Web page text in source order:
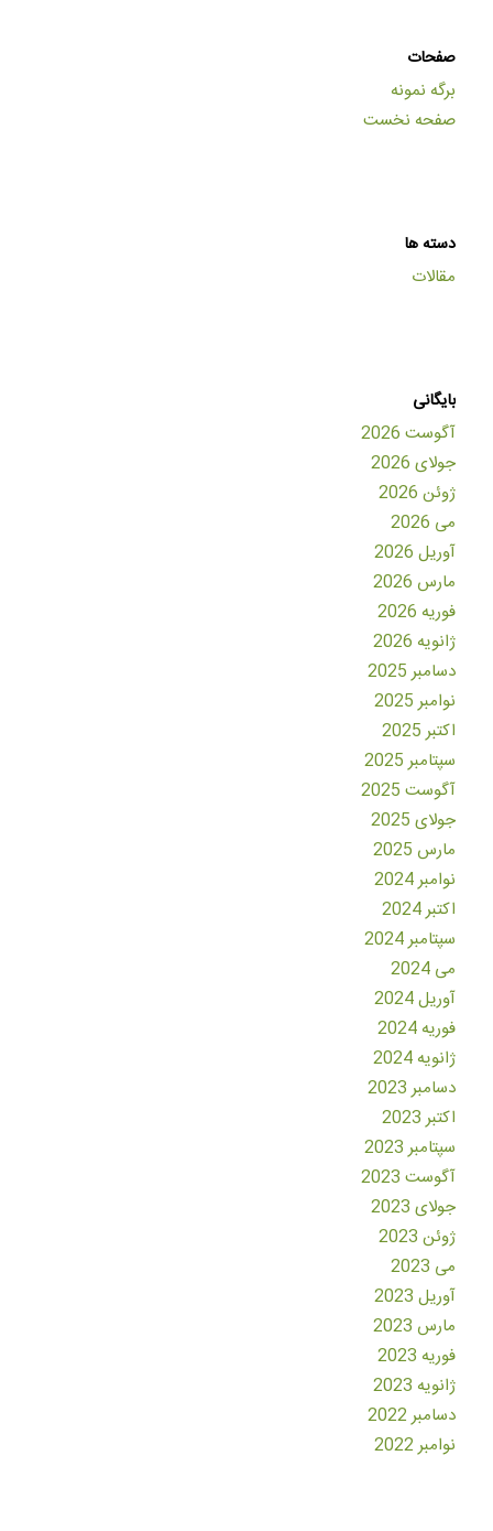
صفحات
برگه نمونه
صفحه نخست
دسته ها
مقالات
بایگانی
آگوست 2026
جولای 2026
ژوئن 2026
می 2026
آوریل 2026
مارس 2026
فوریه 2026
ژانویه 2026
دسامبر 2025
نوامبر 2025
اکتبر 2025
سپتامبر 2025
آگوست 2025
جولای 2025
مارس 2025
نوامبر 2024
اکتبر 2024
سپتامبر 2024
می 2024
آوریل 2024
فوریه 2024
ژانویه 2024
دسامبر 2023
اکتبر 2023
سپتامبر 2023
آگوست 2023
جولای 2023
ژوئن 2023
می 2023
آوریل 2023
مارس 2023
فوریه 2023
ژانویه 2023
دسامبر 2022
نوامبر 2022